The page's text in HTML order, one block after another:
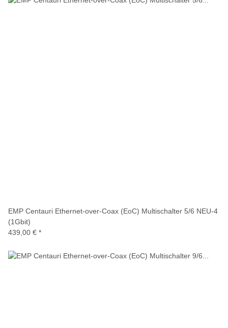
EMP Centauri Ethernet-over-Coax (EoC) Multischalter 5/6 NEU-4
(1Gbit)
439,00 € *